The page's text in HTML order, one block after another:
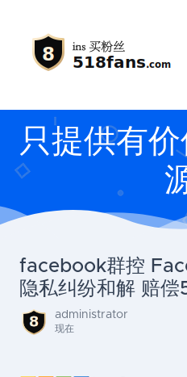
只提供有
facebook群控
隐私纠纷和解 赔偿
administrator
现在